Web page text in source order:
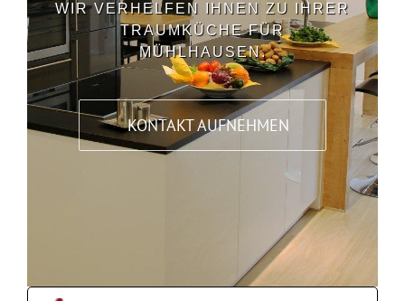
WIR VERHELFEN IHNEN ZU IHRER
TRAUMKÜCHE FÜR
MÜHLHAUSEN.
KONTAKT AUFNEHMEN